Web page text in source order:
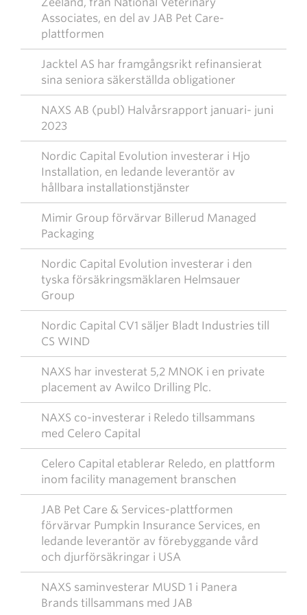
Associates, en del av JAB Pet Care-
plattformen
Jacktel AS har framgångsrikt refinansierat
sina seniora säkerställda obligationer
NAXS AB (publ) Halvårsrapport januari- juni
2023
Nordic Capital Evolution investerar i Hjo
Installation, en ledande leverantör av
hållbara installationstjänster
Mimir Group förvärvar Billerud Managed
Packaging
Nordic Capital Evolution investerar i den
tyska försäkringsmäklaren Helmsauer
Group
Nordic Capital CV1 säljer Bladt Industries till
CS WIND
NAXS har investerat 5,2 MNOK i en private
placement av Awilco Drilling Plc.
NAXS co-investerar i Reledo tillsammans
med Celero Capital
Celero Capital etablerar Reledo, en plattform
inom facility management branschen
JAB Pet Care & Services-plattformen
förvärvar Pumpkin Insurance Services, en
ledande leverantör av förebyggande vård
och djurförsäkringar i USA
NAXS saminvesterar MUSD 1 i Panera
Brands tillsammans med JAB